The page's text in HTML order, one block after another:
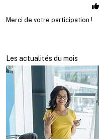
Merci de votre participation !
Les actualités du mois